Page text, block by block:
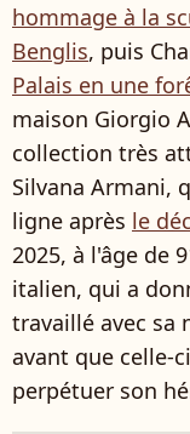
hommage à la
Benglis, puis
Palais en une
maison Giorgio
collection très
Silvana Armani,
ligne après le
2025, à l'âge de
italien, qui a
travaillé avec sa
avant que celle-
perpétuer son